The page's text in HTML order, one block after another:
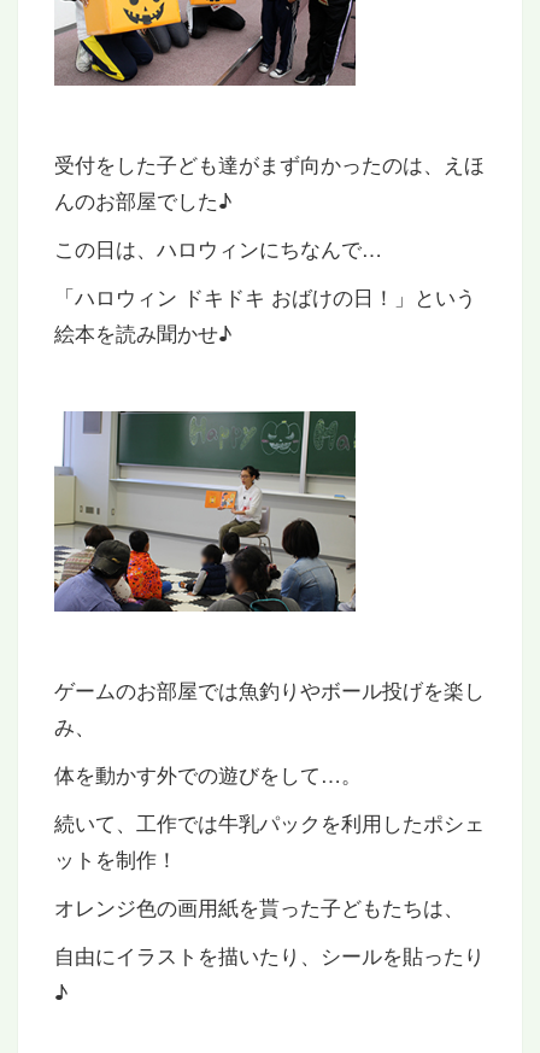
受付をした子ども達がまず向かったのは、えほ
んのお部屋でした♪
この日は、ハロウィンにちなんで…
「ハロウィン ドキドキ おばけの日！」という
絵本を読み聞かせ♪
ゲームのお部屋では魚釣りやボール投げを楽し
み、
体を動かす外での遊びをして…。
続いて、工作では牛乳パックを利用したポシェ
ットを制作！
オレンジ色の画用紙を貰った子どもたちは、
自由にイラストを描いたり、シールを貼ったり
♪